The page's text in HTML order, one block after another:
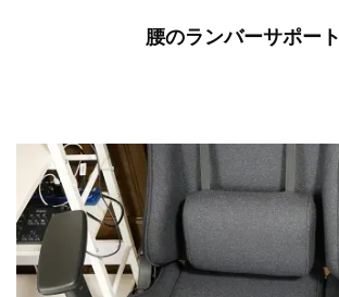
腰のランバーサポート